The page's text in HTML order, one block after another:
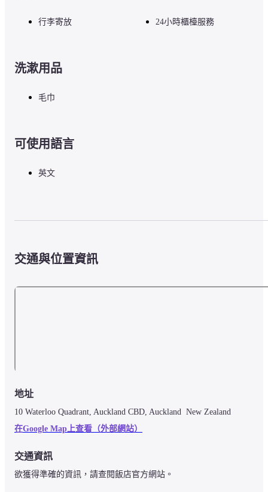
行李寄放 24小時櫃檯服務
洗漱用品
毛巾
可使用語言
英文
交通與位置資訊
地址
10 Waterloo Quadrant, Auckland CBD, Auckland  New Zealand
在Google Map上查看（外部網站）
交通資訊
欲獲得準確的資訊，請查閱飯店官方網站。